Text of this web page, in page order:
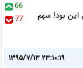
66
77
این بود! سهم
۱۳۹۵/۷/۱۳ ۲۳:۱۰:۱۹